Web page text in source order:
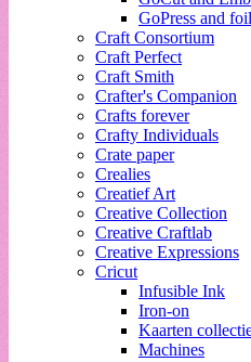
GoPress and foil
Craft Consortium
Craft Perfect
Craft Smith
Crafter's Companion
Crafts forever
Crafty Individuals
Crate paper
Crealies
Creatief Art
Creative Collection
Creative Craftlab
Creative Expressions
Cricut
Infusible Ink
Iron-on
Kaarten
Machines